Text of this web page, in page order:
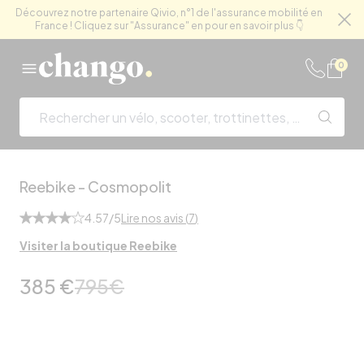
Découvrez notre partenaire Qivio, n°1 de l'assurance mobilité en
France ! Cliquez sur "Assurance" en pour en savoir plus 👇
0
Reebike- Cosmopolit
4.57/5Lire nos avis (7)
Visiter la boutique Reebike
385 €795€